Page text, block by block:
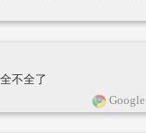
不全了